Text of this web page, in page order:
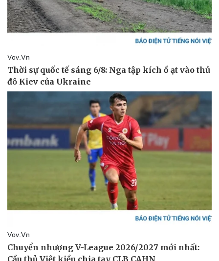
Vụ án
Tin nóng
Tư vấn luật
Quân sự - Quốc phòng
Vũ khí
Việt Nam
Phân tích